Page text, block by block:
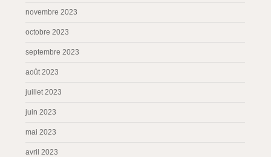
novembre 2023
octobre 2023
septembre 2023
août 2023
juillet 2023
juin 2023
mai 2023
avril 2023